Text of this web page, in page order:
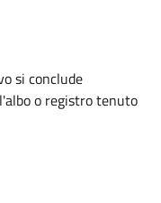
si conclude
o registro tenuto